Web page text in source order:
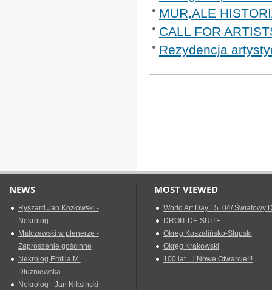
MUR,ALE
CALL FOR
Rezydencja
NEWS
Ryszard Jan Kozłowski -
Nekrolog
Malczewski w plenerze -
Zaproszenie gościnne
Nekrolog Emilia M.
Dłużniewska
Nekrolog - Jan Niksiński
MOST VIEWED
World Art Day 15 .04/ Światowy
DROIT DE SUITE
Okreg Koszalińsko-Słupski
Okręg Krakowski
100 lat... i Nowe Otwarcie!!!